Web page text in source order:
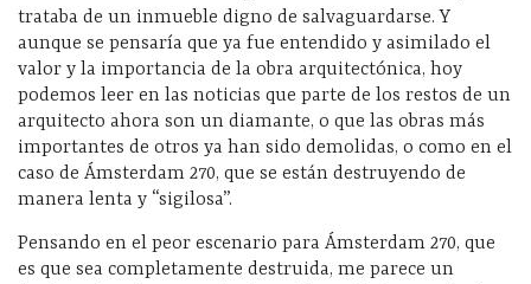
trataba de un inmueble digno de salvaguardarse. Y
aunque se pensaría que ya fue entendido y asimilado el
valor y la importancia de la obra arquitectónica, hoy
podemos leer en las noticias que parte de los restos de un
arquitecto ahora son un diamante, o que las obras más
importantes de otros ya han sido demolidas, o como en el
caso de Ámsterdam 270, que se están destruyendo de
manera lenta y “sigilosa”.
Pensando en el peor escenario para Ámsterdam 270, que
es que sea completamente destruida, me parece un